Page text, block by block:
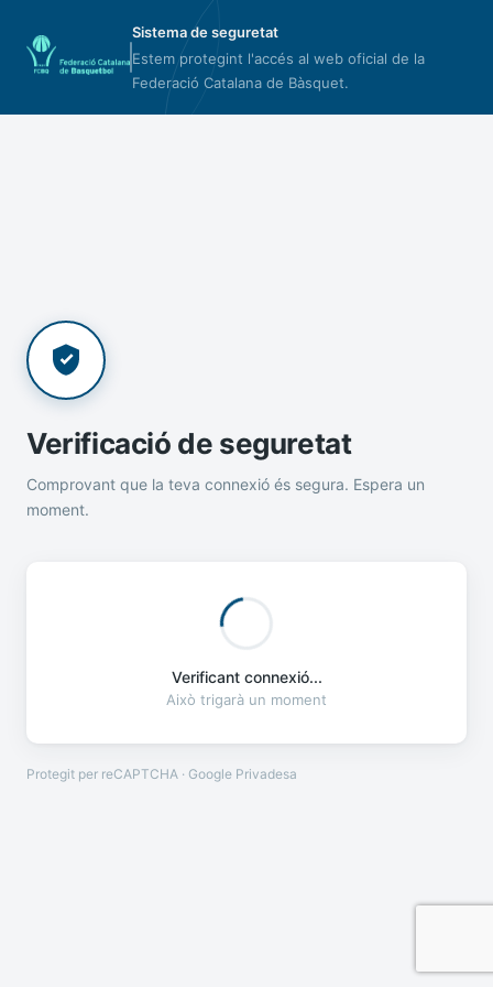
Sistema de seguretat
Estem protegint l'accés al web oficial de la
Federació Catalana de Bàsquet.
Verificació de seguretat
Comprovant que la teva connexió és segura. Espera un
moment.
Verificant connexió...
Això trigarà un moment
Protegit per reCAPTCHA · Google Privadesa